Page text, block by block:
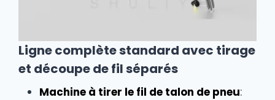
Ligne complète standard avec tirage
et découpe de fil séparés
Machine à tirer le fil de talon de pneu: